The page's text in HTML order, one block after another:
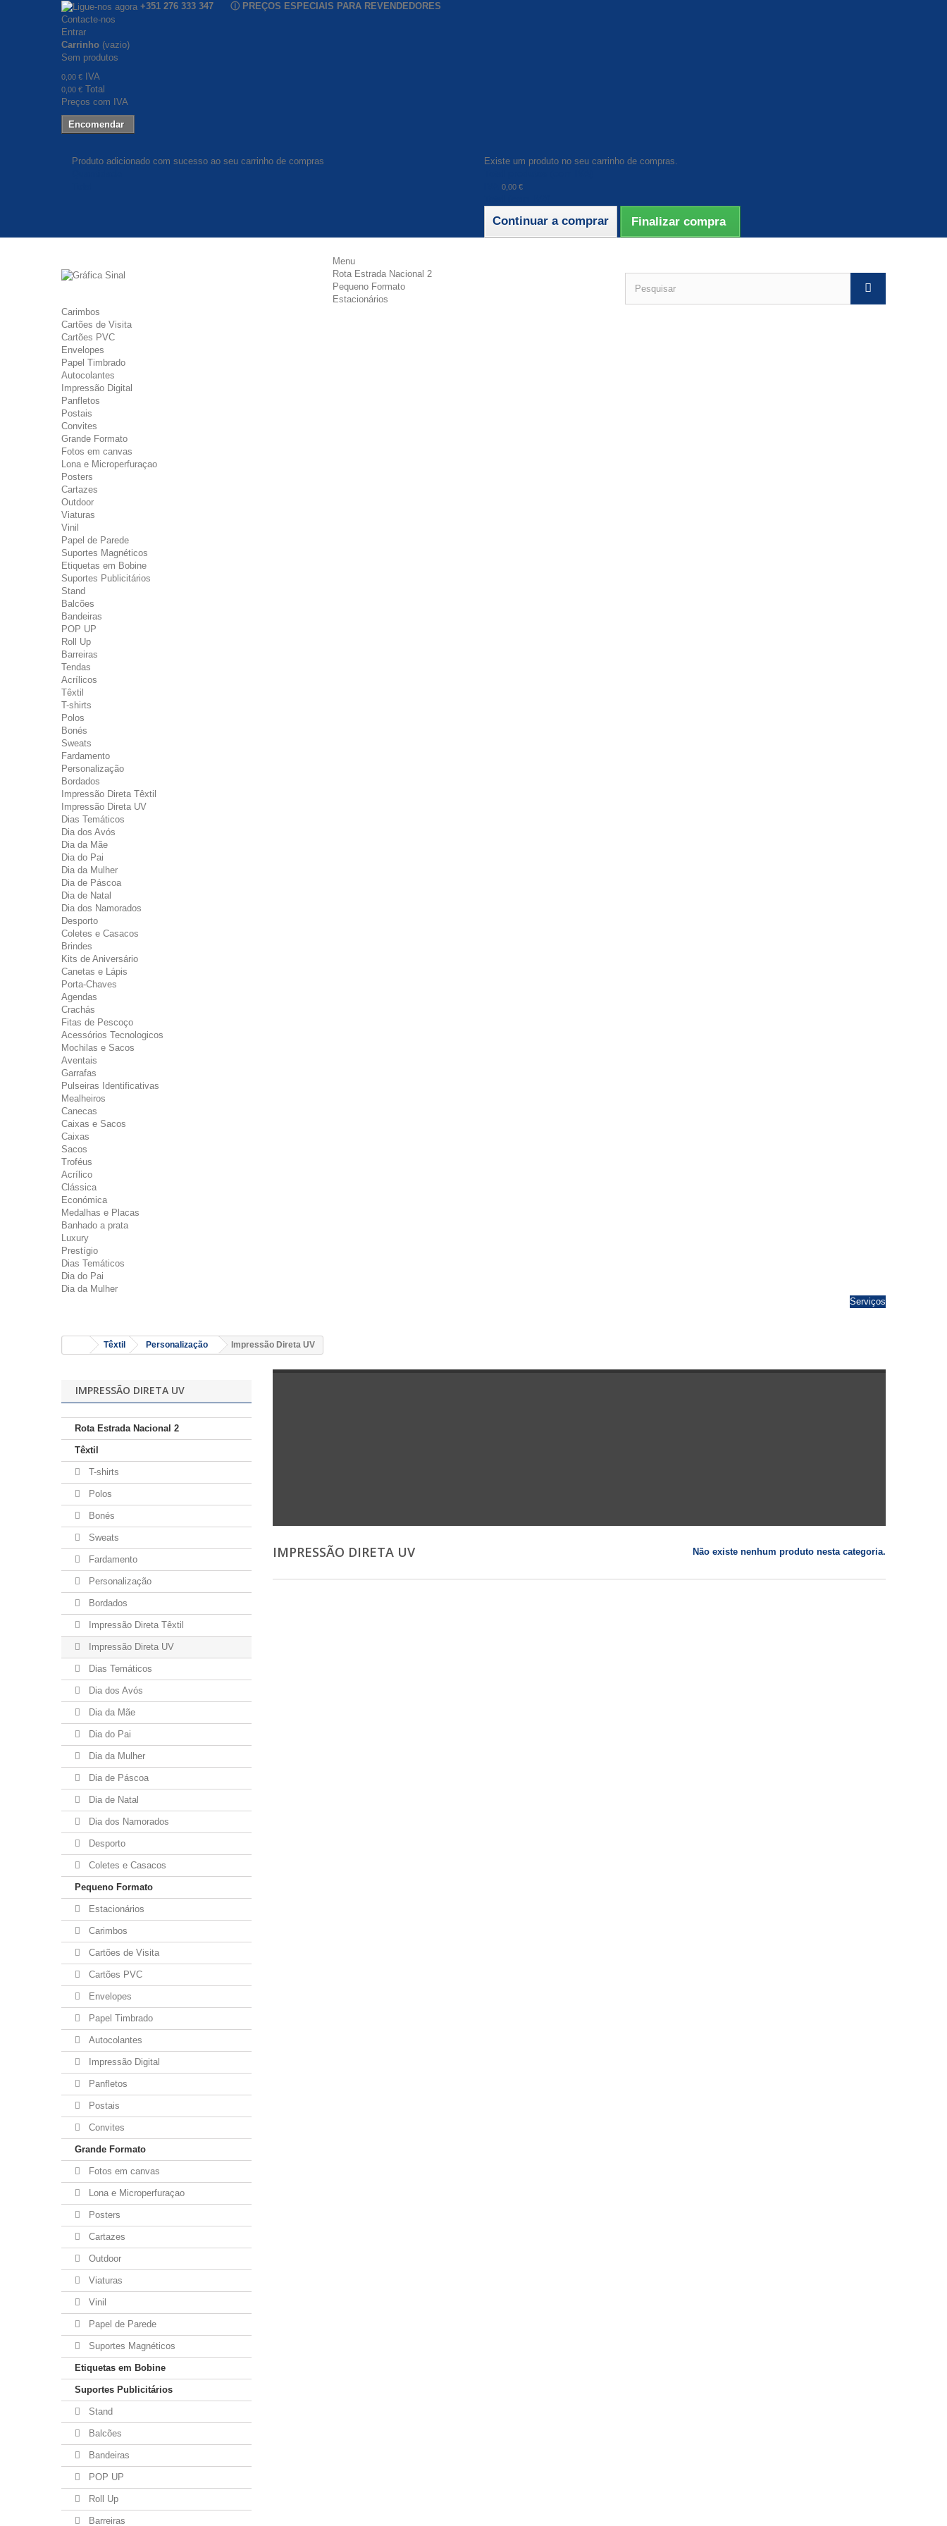
+351 276 333 347 ⓘ PREÇOS ESPECIAIS PARA REVENDEDORES
Contacte-nos
Entrar
Carrinho (vazio)
Sem produtos
0,00 € IVA
0,00 € Total
Preços com IVA
Encomendar
Produto adicionado com sucesso ao seu carrinho de compras
Existe um produto no seu carrinho de compras.
0,00 €
Continuar a comprar Finalizar compra
Menu
Rota Estrada Nacional 2
Pequeno Formato
Estacionários
Carimbos
Cartões de Visita
Cartões PVC
Envelopes
Papel Timbrado
Autocolantes
Impressão Digital
Panfletos
Postais
Convites
Grande Formato
Fotos em canvas
Lona e Microperfuraçao
Posters
Cartazes
Outdoor
Viaturas
Vinil
Papel de Parede
Suportes Magnéticos
Etiquetas em Bobine
Suportes Publicitários
Stand
Balcões
Bandeiras
POP UP
Roll Up
Barreiras
Tendas
Acrílicos
Têxtil
T-shirts
Polos
Bonés
Sweats
Fardamento
Personalização
Bordados
Impressão Direta Têxtil
Impressão Direta UV
Dias Temáticos
Dia dos Avós
Dia da Mãe
Dia do Pai
Dia da Mulher
Dia de Páscoa
Dia de Natal
Dia dos Namorados
Desporto
Coletes e Casacos
Brindes
Kits de Aniversário
Canetas e Lápis
Porta-Chaves
Agendas
Crachás
Fitas de Pescoço
Acessórios Tecnologicos
Mochilas e Sacos
Aventais
Garrafas
Pulseiras Identificativas
Mealheiros
Canecas
Caixas e Sacos
Caixas
Sacos
Troféus
Acrílico
Clássica
Económica
Medalhas e Placas
Banhado a prata
Luxury
Prestígio
Dias Temáticos
Dia do Pai
Dia da Mulher
Serviços
Têxtil Personalização Impressão Direta UV
IMPRESSÃO DIRETA UV
Rota Estrada Nacional 2
Têxtil
T-shirts
Polos
Bonés
Sweats
Fardamento
Personalização
Bordados
Impressão Direta Têxtil
Impressão Direta UV
Dias Temáticos
Dia dos Avós
Dia da Mãe
Dia do Pai
Dia da Mulher
Dia de Páscoa
Dia de Natal
Dia dos Namorados
Desporto
Coletes e Casacos
Pequeno Formato
Estacionários
Carimbos
Cartões de Visita
Cartões PVC
Envelopes
Papel Timbrado
Autocolantes
Impressão Digital
Panfletos
Postais
Convites
Grande Formato
Fotos em canvas
Lona e Microperfuraçao
Posters
Cartazes
Outdoor
Viaturas
Vinil
Papel de Parede
Suportes Magnéticos
Etiquetas em Bobine
Suportes Publicitários
Stand
Balcões
Bandeiras
POP UP
Roll Up
Barreiras
IMPRESSÃO DIRETA UV Não existe nenhum produto nesta categoria.